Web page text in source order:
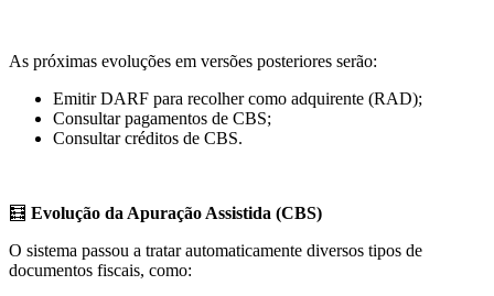
As próximas evoluções em versões posteriores serão:
Emitir DARF para recolher como adquirente (RAD);
Consultar pagamentos de CBS;
Consultar créditos de CBS.
🧮 Evolução da Apuração Assistida (CBS)
O sistema passou a tratar automaticamente diversos tipos de
documentos fiscais, como: